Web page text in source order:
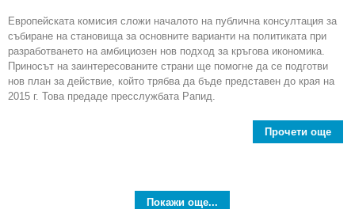
Европейската комисия сложи началото на публична консултация за
събиране на становища за основните варианти на политиката при
разработването на амбициозен нов подход за кръгова икономика.
Приносът на заинтересованите страни ще помогне да се подготви
нов план за действие, който трябва да бъде представен до края на
2015 г. Това предаде пресслужбата Рапид.
Прочети още
Покажи още...